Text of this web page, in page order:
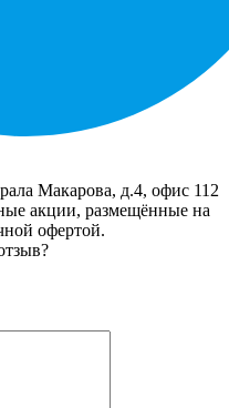
Макарова, д.4, офис 112
акции, размещённые на
офертой.